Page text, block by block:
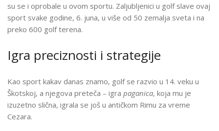
SVETSKI
su se i oprobale u ovom sportu. Zaljubljenici u golf slave ovaj
sport svake godine, 6. juna, u više od 50 zemalja sveta i na
preko 600 golf terena.
Igra preciznosti i strategije
Kao sport kakav danas znamo, golf se razvio u 14. veku u
Škotskoj, a njegova preteča – igra paganica, koja mu je
izuzetno slična, igrala se još u antičkom Rimu za vreme
Cezara.